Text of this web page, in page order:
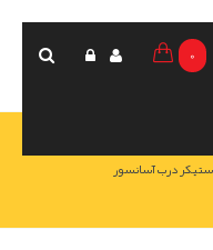
0
درب آسانسور